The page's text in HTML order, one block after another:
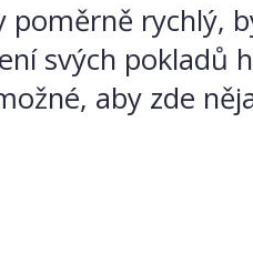
poměrně rychlý,
svých pokladů
aby zde